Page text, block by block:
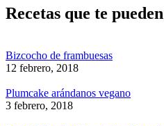
Recetas que te
Bizcocho de frambuesas
12 febrero, 2018
Plumcake arándanos vegano
3 febrero, 2018